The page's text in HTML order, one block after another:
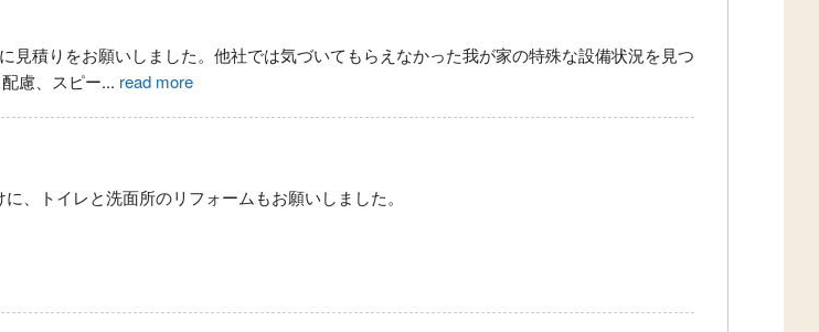
見積りをお願いしました。他社では気づいてもらえなかった我が家の特殊な設備状況を見つ
慮、スピー... read more
、トイレと洗面所のリフォームもお願いしました。